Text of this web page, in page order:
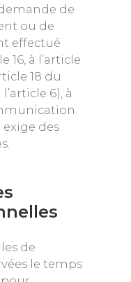
de
ou de
effectué
16, à l’article
18 du
6), à
des
de
le temps